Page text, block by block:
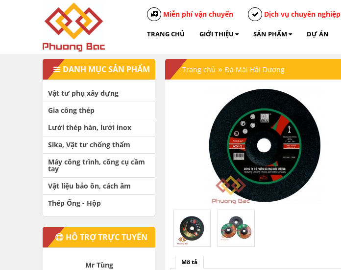
Miễn phí vận chuyển Dịch vụ chuyên nghiệp
TRANG CHỦ GIỚI THIỆU SẢN PHẨM DỰ ÁN
DANH MỤC SẢN PHẨM
Vật tư phụ xây dựng
Gia công thép
Lưới thép hàn, lưới inox
Sika, Vật tư chống thấm
Máy công trình, công cụ cầm
tay
Vật liệu bảo ôn, cách âm
Thép Ống - Hộp
HỖ TRỢ TRỰC TUYẾN
Mr Tùng
Trang chủ » Đá Mài Hải Dương
Mô tả